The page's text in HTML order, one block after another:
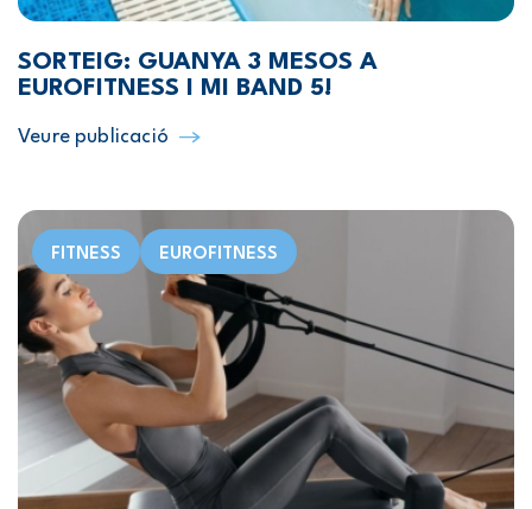
SORTEIG: GUANYA 3 MESOS A
EUROFITNESS I MI BAND 5!
Veure publicació
FITNESS EUROFITNESS